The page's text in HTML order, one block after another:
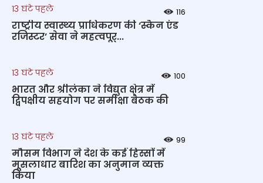
13 घंटे पहले 116
राष्‍ट्रीय स्‍वास्‍थ्‍य प्राधिकरण की ‘स्कैन एंड
रजिस्टर’ सेवा ने महत्‍वपूर्...
13 घंटे पहले 100
भारत और श्रीलंका ने विद्युत क्षेत्र में
द्विपक्षीय सहयोग पर समीक्षा बैठक की
13 घंटे पहले 99
मौसम विभाग ने देश के कई हिस्सों में
मूसलाधार बारिश का अनुमान व्यक्त
किया